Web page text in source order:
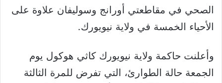
الصحي في مقاطعتي أورانج وسوليفان علاوة على
الأحياء الخمسة في ولاية نيويورك.
وأعلنت حاكمة ولاية نيويورك كاثي هوكول يوم
الجمعة حالة الطوارئ، التي تفرض للمرة الثالثة